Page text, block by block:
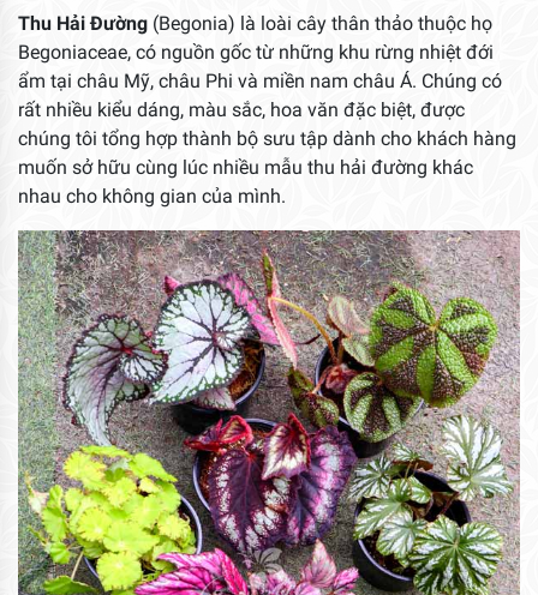
Thu Hải Đường (Begonia) là loài cây thân thảo thuộc họ
Begoniaceae, có nguồn gốc từ những khu rừng nhiệt đới
ẩm tại châu Mỹ, châu Phi và miền nam châu Á. Chúng có
rất nhiều kiểu dáng, màu sắc, hoa văn đặc biệt, được
chúng tôi tổng hợp thành bộ sưu tập dành cho khách hàng
muốn sở hữu cùng lúc nhiều mẫu thu hải đường khác
nhau cho không gian của mình.